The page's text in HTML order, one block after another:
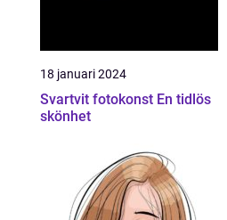
18 januari 2024
Svartvit fotokonst En tidlös
skönhet